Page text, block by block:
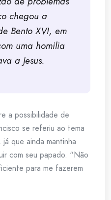
chegou a
Bento XVI, em
uma homilia
a Jesus.
a possibilidade de
se referiu ao tema
que ainda mantinha
com seu papado. “Não
para me fazerem